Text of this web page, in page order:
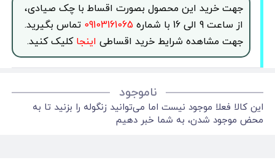
جهت خرید این محصول بصورت اقساط با چک صیادی،
از ساعت 9 الی 16 با شماره
09103161065 تماس بگیرید.
جهت مشاهده شرایط خرید اقساطی اینجاکلیک کنید.
ناموجود
این کالا فعلا موجود نیست اما می‌توانید زنگوله را بزنید تا به
محض موجود شدن، به شما خبر دهیم